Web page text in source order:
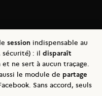
session indispensable au
: il disparaît
et ne sert à aucun traçage.
le module de partage
Sans accord, seuls